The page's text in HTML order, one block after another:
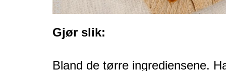
Gjør slik:
Bland de tørre ingrediensene.